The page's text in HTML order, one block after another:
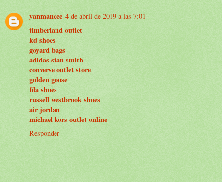
yanmaneee 4 de abril de 2019 a las 7:01
timberland outlet
kd shoes
goyard bags
adidas stan smith
converse outlet store
golden goose
fila shoes
russell westbrook shoes
air jordan
michael kors outlet online
Responder